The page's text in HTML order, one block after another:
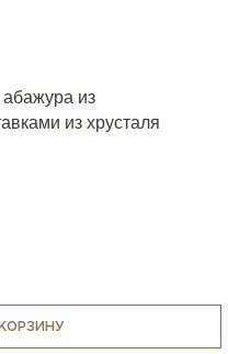
абажура из
из хрусталя